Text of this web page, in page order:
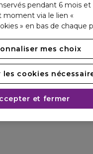
pendant 6 mois et
moment via le lien «
» en bas de chaque
mes choix
les cookies
et fermer